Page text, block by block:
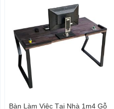
Bàn Làm Việc Tại Nhà 1m4 Gỗ